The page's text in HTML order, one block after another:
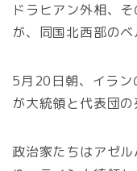
ドラヒアン外相、
が、同国北西部のベ
5月20日朝、イラン
が大統領と代表団の
政治家たちはアゼ